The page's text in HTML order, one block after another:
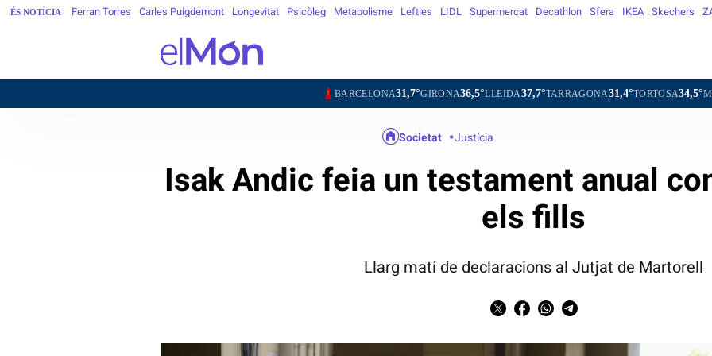
ÉS NOTÍCIA Ferran Torres Carles Puigdemont Longevitat Psicòleg Metabolisme Lefties LIDL Supermercat Decathlon Sfera IKEA Skechers
31,7°GIRONA36,5°LLEIDA37,7°TARRAGONA31,4°TORTOSA34,5°MATARÓ32,4°VIC
Societat Justícia
Isak Andic feia un testament anual
els fills
Llarg matí de declaracions al Jutjat de Martorell